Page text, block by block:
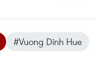
#Vuong Dinh Hue